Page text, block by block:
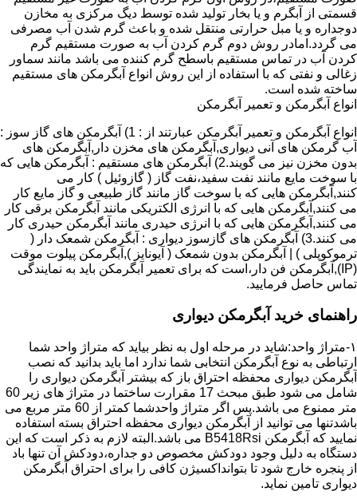
قسمتی از آبگرم و یا بخار تولید شده توسط دیگ مرکزی به مخازن
دوجداره و یا مبل حرارتی منتقل شده و باعث گرم شدن آب مصرفی
می گردد.امادر روش دوم گرم کردن آب به صورت مستقیم گرم
کردن آب در تماس مستقیم باسطح گرم کننده می باشد مانند سماور
زغالی و نفتی که با استفاده از این روش انواع آبگرمکن های مستقیم
ساخته شده است.
انواع آبگرمکن و تعمیر آبگرمکن
انواع آبگرمکن و تعمیر آبگرمکن عبارتند از : 1) آبگرمکن های گاز سوز :
آب گرمکن های آنی دیواری,آبگرمکن های مخزن دار,آبگرمکن های
بدون مخزن نیز می گویند.2) آبگرمکن های مستقیم : آبگرمکن هایی که
با سوخت مایع مانند نفت سفید،نفت گاز ( گازوئیل ) کار می
کنند,آبگرمکن هایی که با سوخت گاز مانند گاز طبیعی و گاز مایع کار
می کنند,آبگرمکن هایی که با انرژی الکتریکی مانند آبگرمکن برقی کار
می کنند,آبگرمکن هایی که با انرژی حیدری مانند آبگرمکن حیدری کار
می کنند.3) آبگرمکن های گازسوز دیواری : آبگرمکن شمعک دار (
ترموکوپلی ) | آبگرمکن بدون شمعک ( آیونایز ),آبگرمکن پیلوت موقت
(IP),آبگرمکن فن دار،است که برای تعمیر آبگرمکن باید به نمایندگی
تماس حاصل فرمایید.
راهنمای خرید آبگرمکن دیواری
۱-متراژ واحد:شاید در مرحله اول به نظر بیاید که متراژ واحد شما
ارتباطی به نوع آبگرمکن انتخابی شما ندارد اما باید بدانید که نصب
آبگرمکن دیواری محفظه احتراق باز که بیشتر آبگرمکن دیواری را
شامل می شود طبق مبحث 17 مقرارت ساختما در متراژ های زیر 60
متر ممنوع می باشد.پس اگر متراژ واحدشما کمتر از 60 متر مربع می
باشدتنها می توانید از آبگرمکن دیواری محفظه احتراق بسته استفاده
نمایید که آبگرمکن B5418Rsi می باشد.البته لازم به ذکر است که این
دستگاه به دلیل وجود دودکش مخصوص دو جداره،دودکش آن تنها باد
از پنجره خارج شود تا بتوانداکسیژن کافی را برای احتراق آبگرمکن
دیواری تامین نماید.